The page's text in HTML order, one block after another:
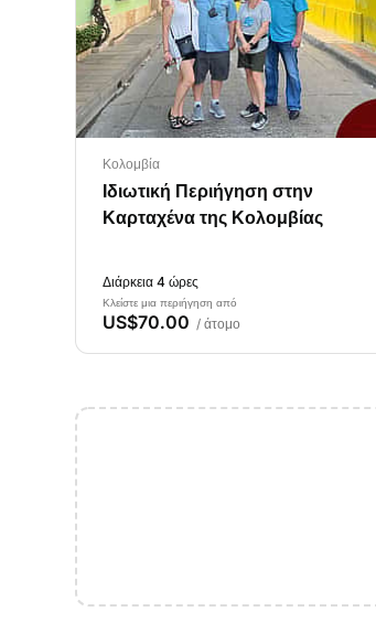
Κολομβία
Ιδιωτική Περιήγηση στην
Καρταχένα της Κολομβίας
Διάρκεια 4 ώρες
Κλείστε μια περιήγηση από
US$70.00 / άτομο